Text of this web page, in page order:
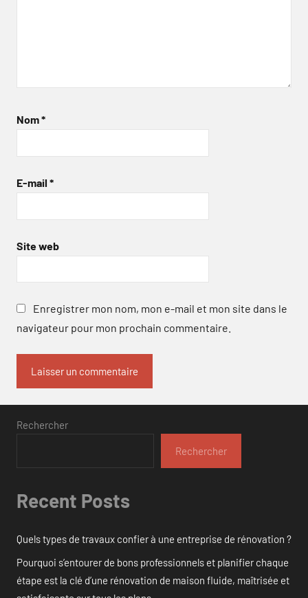
Nom*
E-mail *
Site web
Enregistrer mon nom, mon e-mail et mon site dans le
navigateur pour mon prochain commentaire.
Rechercher
Rechercher
Recent Posts
Quels types de travaux confier à une entreprise de rénovation ?
Pourquoi s’entourer de bons professionnels et planifier chaque
étape est la clé d’une rénovation de maison fluide, maîtrisée et